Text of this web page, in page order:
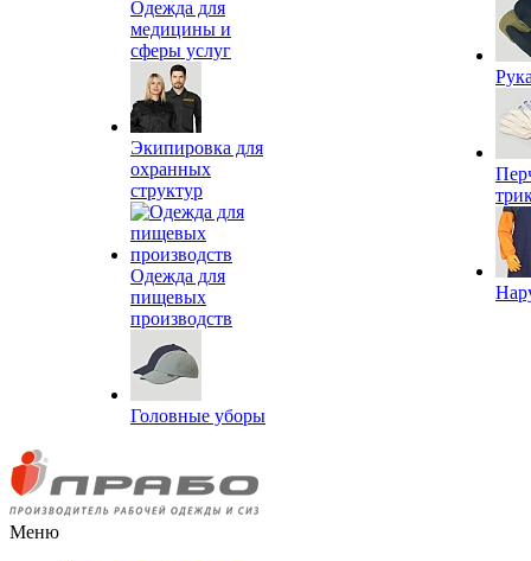
Одежда для
медицины и
сферы услуг
Экипировка для
охранных
структур
Одежда для
пищевых
производств
Головные уборы
Меню